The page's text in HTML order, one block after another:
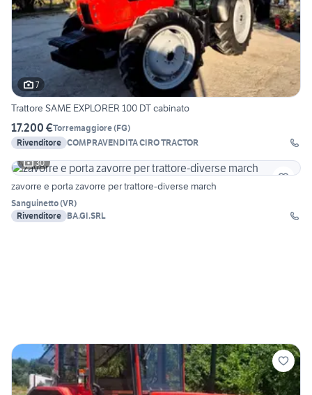
7
Trattore SAME EXPLORER 100 DT cabinato
17.200 €Torremaggiore(FG)
Rivenditore COMPRAVENDITA CIRO TRACTOR
30
zavorre e porta zavorre per trattore-diverse march
Sanguinetto(VR)
Rivenditore BA.GI.SRL